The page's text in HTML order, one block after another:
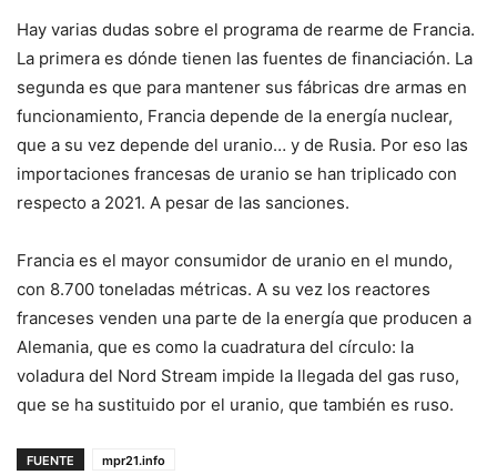
Hay varias dudas sobre el programa de rearme de Francia.
La primera es dónde tienen las fuentes de financiación. La
segunda es que para mantener sus fábricas dre armas en
funcionamiento, Francia depende de la energía nuclear,
que a su vez depende del uranio… y de Rusia. Por eso las
importaciones francesas de uranio se han triplicado con
respecto a 2021. A pesar de las sanciones.
Francia es el mayor consumidor de uranio en el mundo,
con 8.700 toneladas métricas. A su vez los reactores
franceses venden una parte de la energía que producen a
Alemania, que es como la cuadratura del círculo: la
voladura del Nord Stream impide la llegada del gas ruso,
que se ha sustituido por el uranio, que también es ruso.
FUENTE
mpr21.info